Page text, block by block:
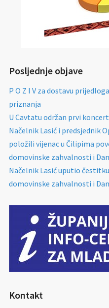
Posljednje objave
P O Z I V za dostavu
priznanja
U Cavtatu održan prvi
Načelnik Lasić i predsjednik
položili vijenac u Čilipima
domovinske zahvalnosti i
Načelnik Lasić uputio
domovinske zahvalnosti i
Kontakt